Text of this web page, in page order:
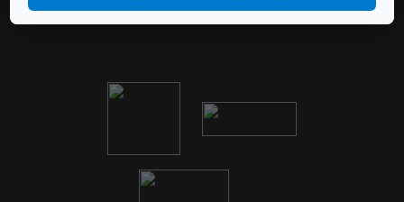
Carta de compromiso de las personas autoras